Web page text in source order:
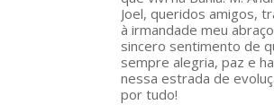
Joel, queridos amigos,
à irmandade meu
sincero sentimento de
sempre alegria, paz e
nessa estrada de
por tudo!